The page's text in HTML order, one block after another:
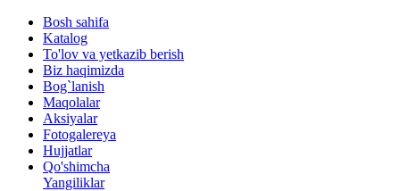
Bosh sahifa
Katalog
To'lov va yetkazib berish
Biz haqimizda
Bog`lanish
Maqolalar
Aksiyalar
Fotogalereya
Hujjatlar
Qo'shimcha
Yangiliklar